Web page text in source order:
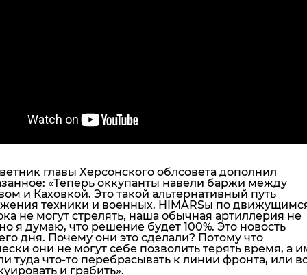
главы Херсонского облсовета дополнил
«Теперь оккупанты навели баржи между
и Каховкой. Это такой альтернативный путь
техники и военных. HIMARSы по
не могут стрелять, наша обычная артиллерия не
я думаю, что решение будет 100%. Это новость
дня. Почему они это сделали? Потому что
они не могут себе позволить терять время, а
туда что-то перебрасывать к линии фронта, или
и грабить».